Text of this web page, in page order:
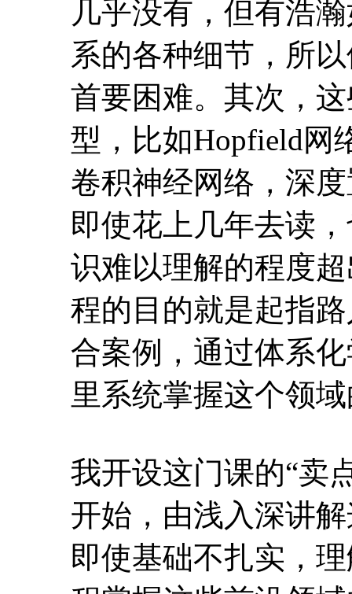
卷积神经网络，深
即使花上几年去读
识难以理解的程度
程的目的就是起指
合案例，通过体系
里系统掌握这个领
我开设这门课的“卖
开始，由浅入深讲
即使基础不扎实，
景里去完成某些事
务，但按照以往在
课程的经验，以及